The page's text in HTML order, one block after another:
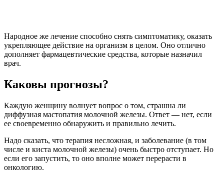
Народное же лечение способно снять симптоматику, оказать
укрепляющее действие на организм в целом. Оно отлично
дополняет фармацевтические средства, которые назначил
врач.
Каковы прогнозы?
Каждую женщину волнует вопрос о том, страшна ли
диффузная мастопатия молочной железы. Ответ — нет, если
ее своевременно обнаружить и правильно лечить.
Надо сказать, что терапия несложная, и заболевание (в том
числе и киста молочной железы) очень быстро отступает. Но
если его запустить, то оно вполне может перерасти в
онкологию.